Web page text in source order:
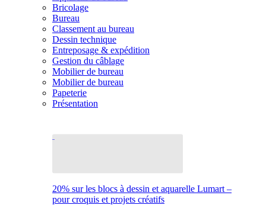
Bricolage
Bureau
Classement au bureau
Dessin technique
Entreposage & expédition
Gestion du câblage
Mobilier de bureau
Mobilier de bureau
Papeterie
Présentation
20% sur les blocs à dessin et aquarelle Lumart –
pour croquis et projets créatifs